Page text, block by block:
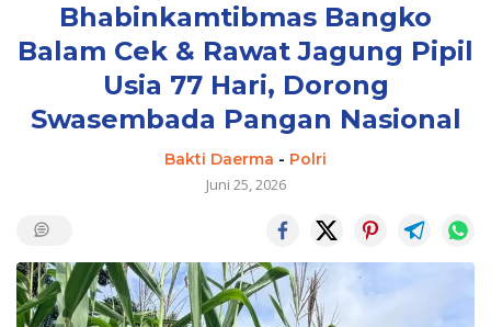
Bhabinkamtibmas Bangko
Balam Cek & Rawat Jagung Pipil
Usia 77 Hari, Dorong
Swasembada Pangan Nasional
Bakti Daerma - Polri
Juni 25, 2026